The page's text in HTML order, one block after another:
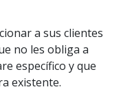
a sus clientes
no les obliga a
específico y que
existente.